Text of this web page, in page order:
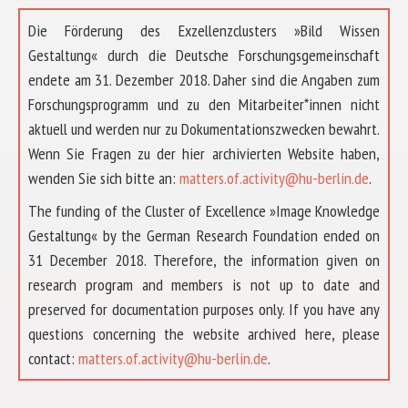
Die Förderung des Exzellenzclusters »Bild Wissen
Gestaltung« durch die Deutsche Forschungsgemeinschaft
endete am 31. Dezember 2018. Daher sind die Angaben zum
Forschungsprogramm und zu den Mitarbeiter*innen nicht
aktuell und werden nur zu Dokumentationszwecken bewahrt.
Wenn Sie Fragen zu der hier archivierten Website haben,
wenden Sie sich bitte an: matters.of.activity@hu-berlin.de.
The funding of the Cluster of Excellence »Image Knowledge
Gestaltung« by the German Research Foundation ended on
31 December 2018. Therefore, the information given on
research program and members is not up to date and
preserved for documentation purposes only. If you have any
questions concerning the website archived here, please
contact: matters.of.activity@hu-berlin.de.
ABOUT US